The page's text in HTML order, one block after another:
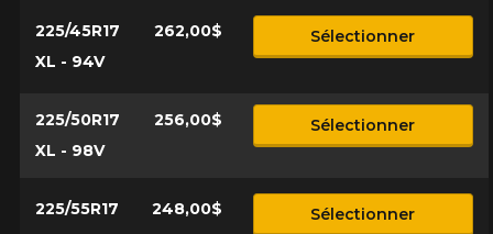
225/45R17
XL - 94V
262,00$ Sélectionner
225/50R17
XL - 98V
256,00$ Sélectionner
225/55R17
248,00$ Sélectionner